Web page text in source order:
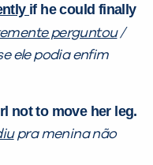
if he could finally
perguntou/
ele podia enfim
not to move her leg.
pra menina não